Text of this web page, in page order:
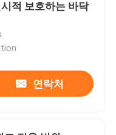
적 보호하는 바닥
연락처